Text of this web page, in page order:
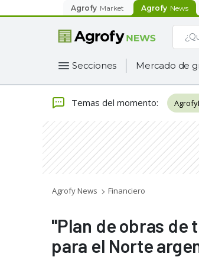
Agrofy Market Agrofy News
Secciones Mercado de
Temas del momento:
Agrofy News Financiero
"Plan de obras de
para el Norte